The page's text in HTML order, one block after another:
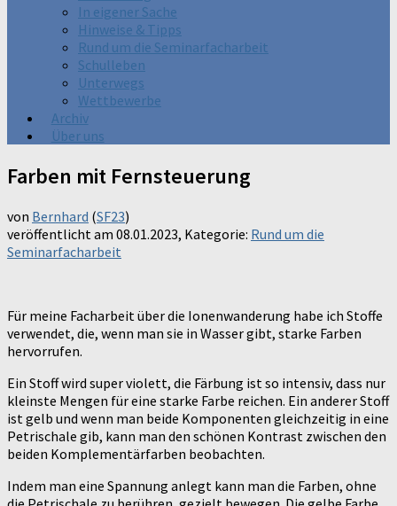
In eigener Sache
Hinweise & Tipps
Rund um die Seminarfacharbeit
Schulleben
Unterwegs
Wettbewerbe
Archiv
Über uns
Farben mit Fernsteuerung
von Bernhard (SF23)
veröffentlicht am 08.01.2023, Kategorie: Rund um die
Seminarfacharbeit
Für meine Facharbeit über die Ionenwanderung habe ich Stoffe
verwendet, die, wenn man sie in Wasser gibt, starke Farben
hervorrufen.
Ein Stoff wird super violett, die Färbung ist so intensiv, dass nur
kleinste Mengen für eine starke Farbe reichen. Ein anderer Stoff
ist gelb und wenn man beide Komponenten gleichzeitig in eine
Petrischale gib, kann man den schönen Kontrast zwischen den
beiden Komplementärfarben beobachten.
Indem man eine Spannung anlegt kann man die Farben, ohne